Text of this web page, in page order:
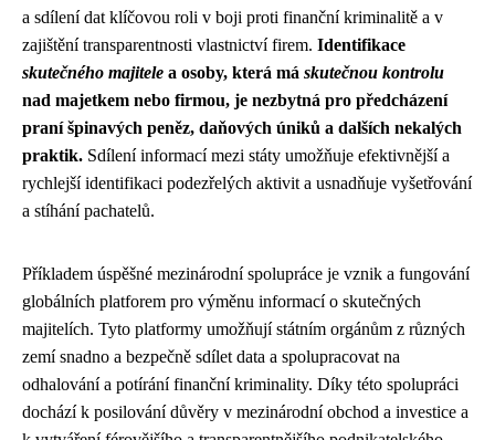
a sdílení dat klíčovou roli v boji proti finanční kriminalitě a v
zajištění transparentnosti vlastnictví firem. Identifikace
skutečného majitele a osoby, která má skutečnou kontrolu
nad majetkem nebo firmou, je nezbytná pro předcházení
praní špinavých peněz, daňových úniků a dalších nekalých
praktik. Sdílení informací mezi státy umožňuje efektivnější a
rychlejší identifikaci podezřelých aktivit a usnadňuje vyšetřování
a stíhání pachatelů.
Příkladem úspěšné mezinárodní spolupráce je vznik a fungování
globálních platforem pro výměnu informací o skutečných
majitelích. Tyto platformy umožňují státním orgánům z různých
zemí snadno a bezpečně sdílet data a spolupracovat na
odhalování a potírání finanční kriminality. Díky této spolupráci
dochází k posilování důvěry v mezinárodní obchod a investice a